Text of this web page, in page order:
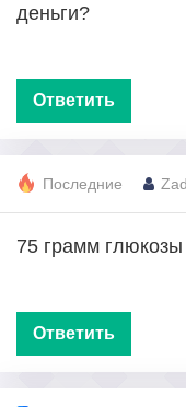
деньги?
Ответить
Последние
75 грамм
Ответить